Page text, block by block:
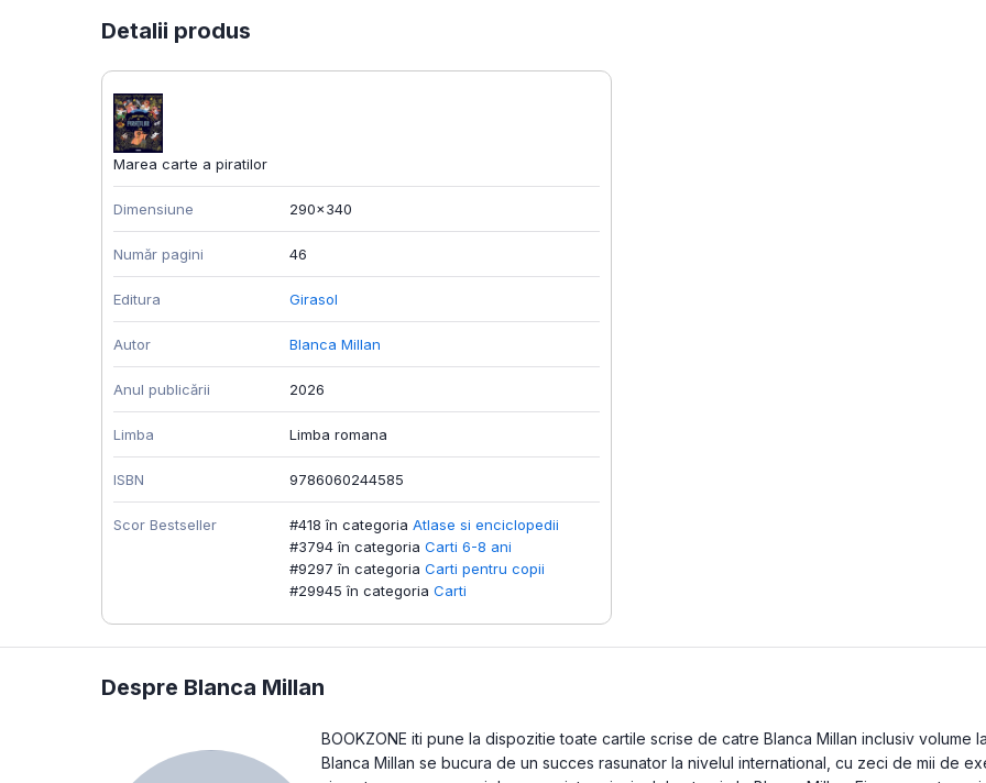
Detalii produs
Marea carte a piratilor
Dimensiune 290x340
Număr pagini 46
Editura Girasol
Autor Blanca Millan
Anul publicării 2026
Limba Limba romana
ISBN 9786060244585
Scor Bestseller #418 în categoria Atlase si enciclopedii
#3794 în categoria Carti 6-8 ani
#9297 în categoria Carti pentru copii
#29945 în categoria Carti
Despre Blanca Millan
BOOKZONE iti pune la dispozitie toate cartile scrise de catre Blanca Millan inclusiv volume
Blanca Millan se bucura de un succes rasunator la nivelul international, cu zeci de mii de